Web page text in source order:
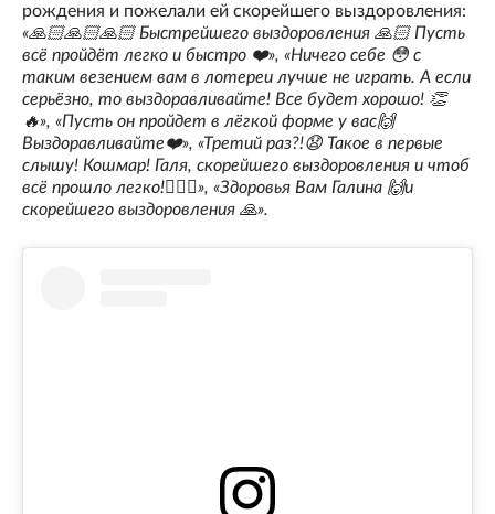
рождения и пожелали ей скорейшего выздоровления:
«🙏🏻🙏🏻🙏🏻 Быстрейшего выздоровления 🙏🏻 Пусть
всё пройдёт легко и быстро ❤️», «Ничего себе 😳 с
таким везением вам в лотереи лучше не играть. А если
серьёзно, то выздоравливайте! Все будет хорошо! 👏
🔥», «Пусть он пройдет в лёгкой форме у вас🙌
Выздоравливайте❤️», «Третий раз?!😧 Такое в первые
слышу! Кошмар! Галя, скорейшего выздоровления и чтоб
всё прошло легко!✊🏻🍏», «Здоровья Вам Галина 🙌и
скорейшего выздоровления 🙏».